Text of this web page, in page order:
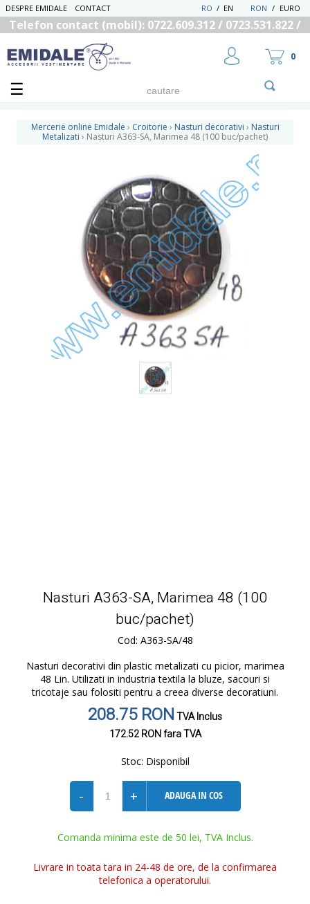
DESPRE EMIDALE CONTACT RON / EURO
EN
/
RO
Telefon contact (mobil): 0722.609.312 / 0723.531.822 /
UTILIZATOR NOU
RECUPEREAZA PAROLA
0
Mercerie online Emidale › Croitorie › Nasturi decorativi › Nasturi
Metalizati › Nasturi A363-SA, Marimea 48 (100 buc/pachet)
Nasturi A363-SA, Marimea 48 (100
buc/pachet)
Cod: A363-SA/48
Nasturi decorativi din plastic metalizati cu picior, marimea
48 Lin. Utilizati in industria textila la bluze, sacouri si
tricotaje sau folositi pentru a creea diverse decoratiuni.
208.75 RONTVA Inclus
172.52 RONfara TVA
Stoc: Disponibil
- + ADAUGA IN COS
Comanda minima este de 50 lei, TVA Inclus.
Livrare in toata tara in 24-48 de ore, de la confirmarea
telefonica a operatorului.